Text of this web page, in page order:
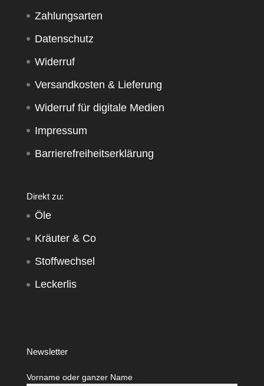
Zahlungsarten
Datenschutz
Widerruf
Versandkosten & Lieferung
Widerruf für digitale Medien
Impressum
Barrierefreiheitserklärung
Direkt zu:
Öle
Kräuter & Co
Stoffwechsel
Leckerlis
Newsletter
Vorname oder ganzer Name